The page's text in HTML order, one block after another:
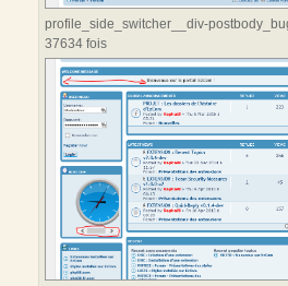
profile_side_switcher__div-
37634 fois